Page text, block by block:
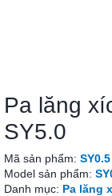
Pa lăng
SY5.0
Mã sản phẩm: SY0.5
Model sản phẩm:
Danh mục: Pa lăng